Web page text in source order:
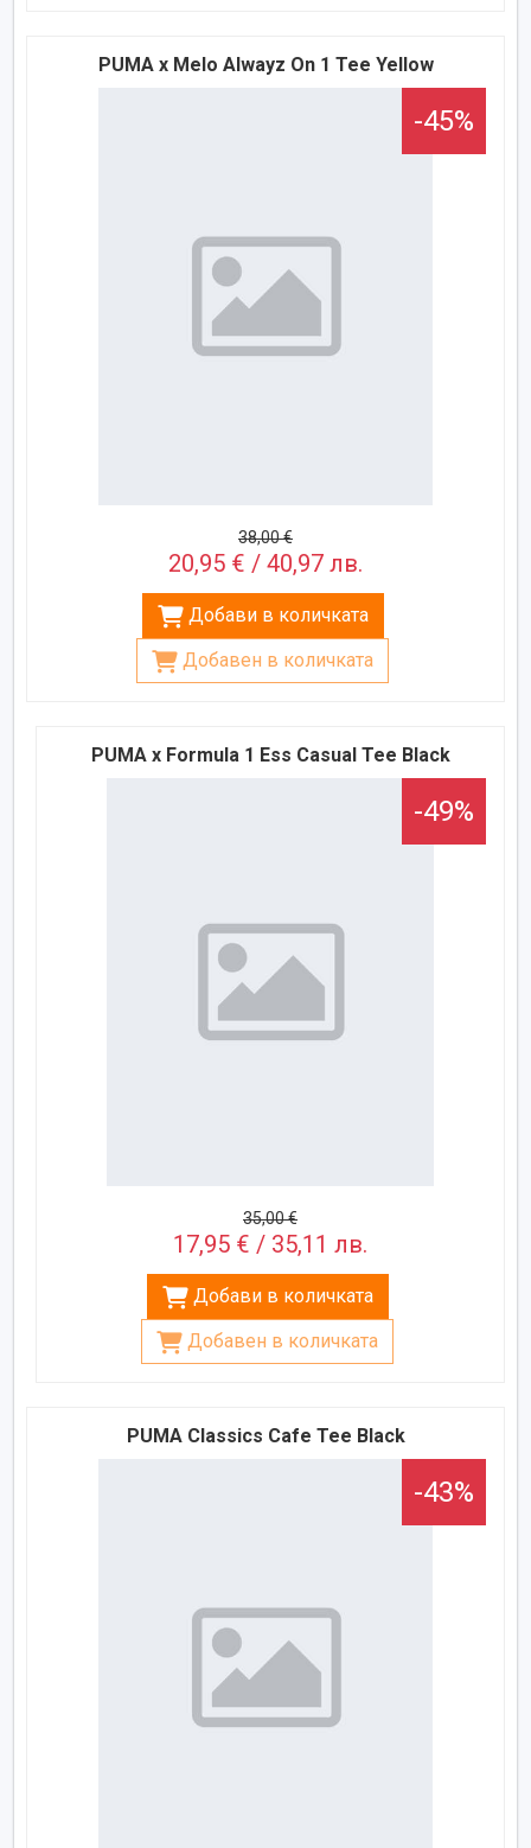
PUMA x Melo Alwayz On 1 Tee Yellow
-45%
38,00 €
20,95 € / 40,97 лв.
Добави в количката
Добавен в количката
PUMA x Formula 1 Ess Casual Tee Black
-49%
35,00 €
17,95 € / 35,11 лв.
Добави в количката
Добавен в количката
PUMA Classics Cafe Tee Black
-43%